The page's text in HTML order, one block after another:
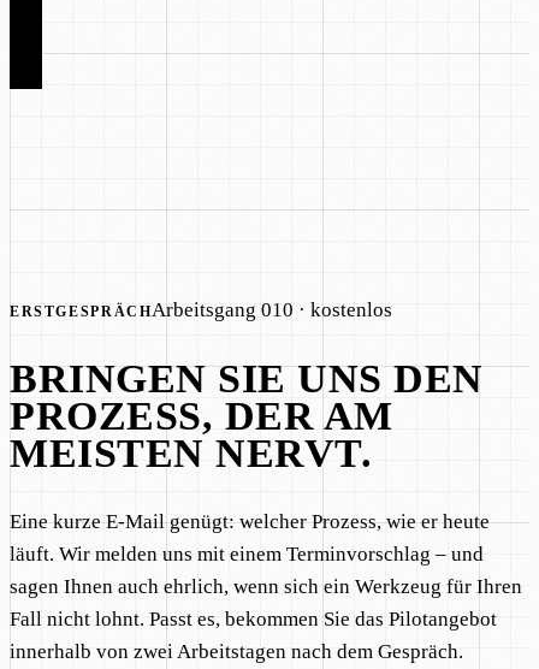
ERSTGESPRÄCHArbeitsgang 010 · kostenlos
BRINGEN SIE UNS DEN
PROZESS, DER AM
MEISTEN NERVT.
Eine kurze E-Mail genügt: welcher Prozess, wie er heute
läuft. Wir melden uns mit einem Terminvorschlag – und
sagen Ihnen auch ehrlich, wenn sich ein Werkzeug für Ihren
Fall nicht lohnt. Passt es, bekommen Sie das Pilotangebot
innerhalb von zwei Arbeitstagen nach dem Gespräch.